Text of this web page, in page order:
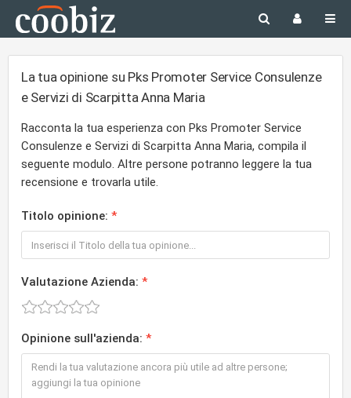
La tua opinione su Pks Promoter Service Consulenze
e Servizi di Scarpitta Anna Maria
Racconta la tua esperienza con Pks Promoter Service
Consulenze e Servizi di Scarpitta Anna Maria, compila il
seguente modulo. Altre persone potranno leggere la tua
recensione e trovarla utile.
Titolo opinione:
Valutazione Azienda:
Opinione sull'azienda: